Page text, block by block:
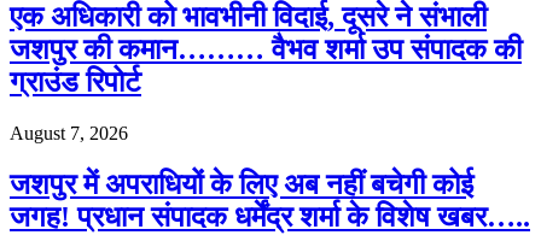
एक अधिकारी को भावभीनी विदाई, दूसरे ने संभाली
जशपुर की कमान……… वैभव शर्मा उप संपादक की
ग्राउंड रिपोर्ट
August 7, 2026
जशपुर में अपराधियों के लिए अब नहीं बचेगी कोई
जगह! प्रधान संपादक धर्मेंद्र शर्मा के विशेष खबर…..